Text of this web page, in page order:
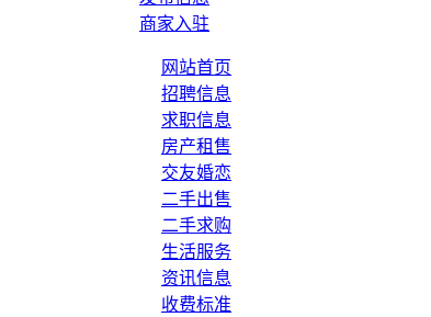
商家入驻
网站首页
招聘信息
求职信息
房产租售
交友婚恋
二手出售
二手求购
生活服务
资讯信息
收费标准